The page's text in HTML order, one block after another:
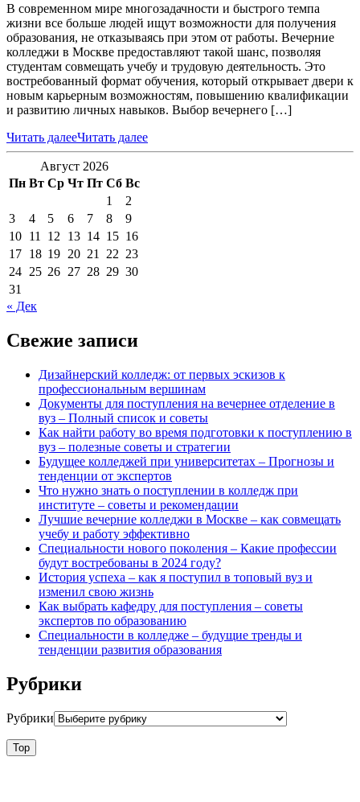
В современном мире многозадачности и быстрого темпа
жизни все больше людей ищут возможности для получения
образования, не отказываясь при этом от работы. Вечерние
колледжи в Москве предоставляют такой шанс, позволяя
студентам совмещать учебу и трудовую деятельность. Это
востребованный формат обучения, который открывает двери к
новым карьерным возможностям, повышению квалификации
и развитию личных навыков. Выбор вечернего […]
Читать далееЧитать далее
Август 2026
Пн Вт Ср Чт Пт Сб Вс
1
2
3
4 5 6 7 8
9
10 11 12 13 14 15 16
17 18 19 20 21 22 23
24 25 26 27 28 29 30
31
« Дек
Свежие записи
Дизайнерский колледж: от первых эскизов к
профессиональным вершинам
Документы для поступления на вечернее отделение в
вуз – Полный список и советы
Как найти работу во время подготовки к поступлению в
вуз – полезные советы и стратегии
Будущее колледжей при университетах – Прогнозы и
тенденции от экспертов
Что нужно знать о поступлении в колледж при
институте – советы и рекомендации
Лучшие вечерние колледжи в Москве – как совмещать
учебу и работу эффективно
Специальности нового поколения – Какие профессии
будут востребованы в 2024 году?
История успеха – как я поступил в топовый вуз и
изменил свою жизнь
Как выбрать кафедру для поступления – советы
экспертов по образованию
Специальности в колледже – будущие тренды и
тенденции развития образования
Рубрики
Рубрики
Top